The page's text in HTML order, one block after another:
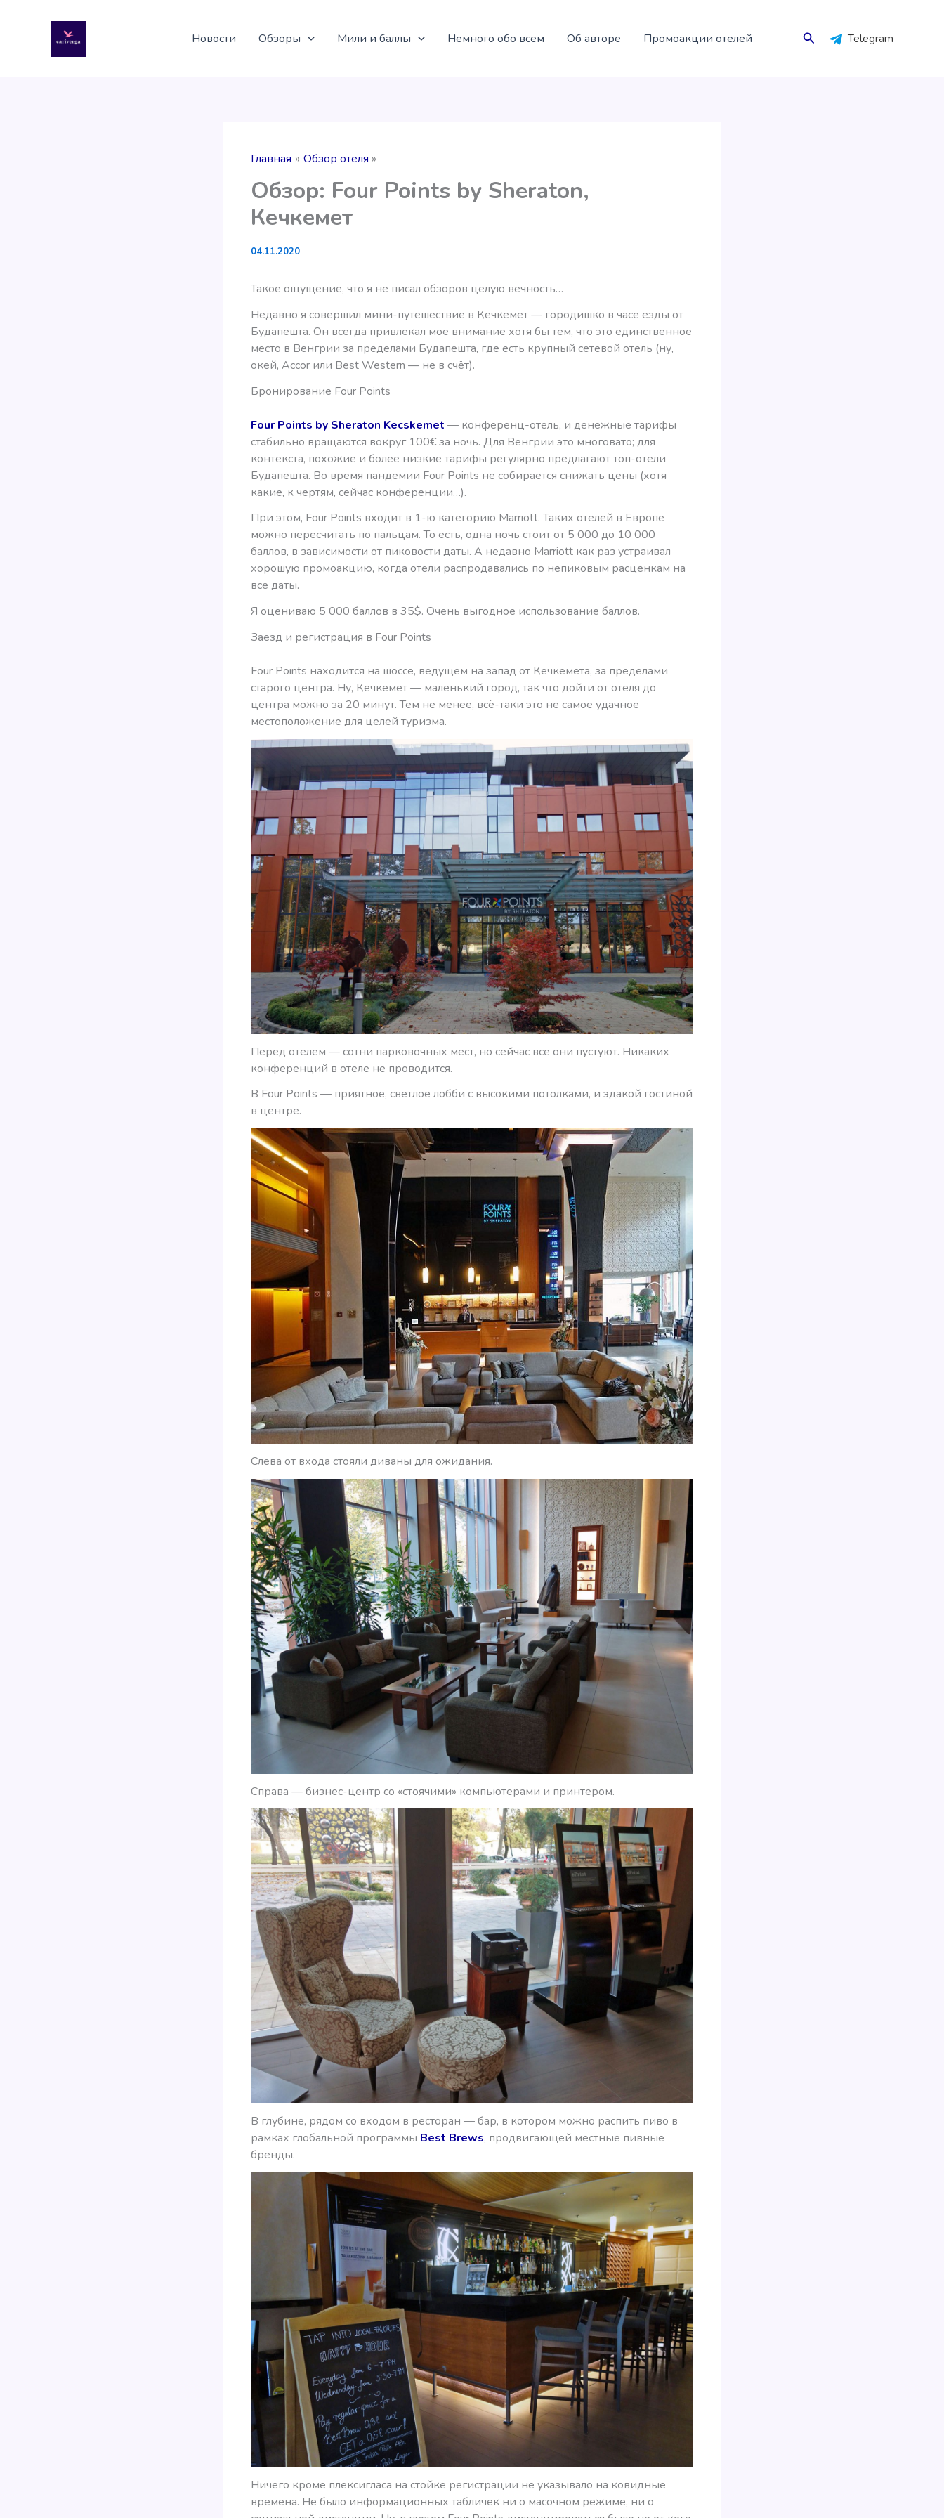
содержимому
Новости Обзоры Мили и баллы Немного обо всем Об авторе Промоакции отелей Поиск Telegram
Главная Обзор отеля
Обзор: Four Points by Sheraton,
Кечкемет
04.11.2020
Такое ощущение, что я не писал обзоров целую вечность…
Недавно я совершил мини-путешествие в Кечкемет — городишко в часе езды от
Будапешта. Он всегда привлекал мое внимание хотя бы тем, что это единственное
место в Венгрии за пределами Будапешта, где есть крупный сетевой отель (ну,
окей, Accor или Best Western — не в счёт).
Бронирование Four Points
Four Points by Sheraton Kecskemet — конференц-отель, и денежные тарифы
стабильно вращаются вокруг 100€ за ночь. Для Венгрии это многовато; для
контекста, похожие и более низкие тарифы регулярно предлагают топ-отели
Будапешта. Во время пандемии Four Points не собирается снижать цены (хотя
какие, к чертям, сейчас конференции…).
При этом, Four Points входит в 1-ю категорию Marriott. Таких отелей в Европе
можно пересчитать по пальцам. То есть, одна ночь стоит от 5 000 до 10 000
баллов, в зависимости от пиковости даты. А недавно Marriott как раз устраивал
хорошую промоакцию, когда отели распродавались по непиковым расценкам на
все даты.
Я оцениваю 5 000 баллов в 35$. Очень выгодное использование баллов.
Заезд и регистрация в Four Points
Four Points находится на шоссе, ведущем на запад от Кечкемета, за пределами
старого центра. Ну, Кечкемет — маленький город, так что дойти от отеля до
центра можно за 20 минут. Тем не менее, всё-таки это не самое удачное
местоположение для целей туризма.
Перед отелем — сотни парковочных мест, но сейчас все они пустуют. Никаких
конференций в отеле не проводится.
В Four Points — приятное, светлое лобби с высокими потолками, и эдакой гостиной
в центре.
Слева от входа стояли диваны для ожидания.
Справа — бизнес-центр со «стоячими» компьютерами и принтером.
В глубине, рядом со входом в ресторан — бар, в котором можно распить пиво в
рамках глобальной программы Best Brews, продвигающей местные пивные
бренды.
Ничего кроме плексигласа на стойке регистрации не указывало на ковидные
времена. Не было информационных табличек ни о масочном режиме, ни о